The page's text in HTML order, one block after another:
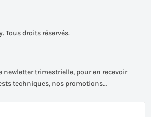
Tous droits réservés.
newletter trimestrielle, pour en recevoir
techniques, nos promotions…